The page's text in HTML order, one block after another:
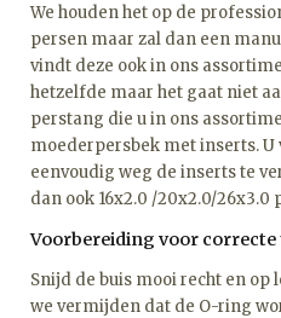
We houden het op de
persen maar zal dan een
vindt deze ook in ons
hetzelfde maar het gaat niet
perstang die u in ons
moederpersbek met inserts.
eenvoudig weg de inserts te
dan ook 16x2.0 /20x2.0/26x3.0
Voorbereiding voor
Snijd de buis mooi recht en
we vermijden dat de O-ring